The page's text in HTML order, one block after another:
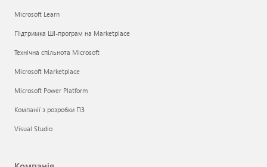
Microsoft Learn
Підтримка ШІ-програм на Marketplace
Технічна спільнота Microsoft
Microsoft Marketplace
Microsoft Power Platform
Компанії з розробки ПЗ
Visual Studio